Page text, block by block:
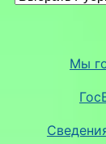
Мы